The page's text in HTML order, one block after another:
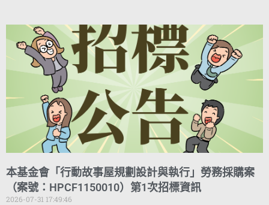
本基金會「行動故事屋規劃設計與執行」勞務採購案
（案號：HPCF1150010）第1次招標資訊
2026-07-31 17:49:46